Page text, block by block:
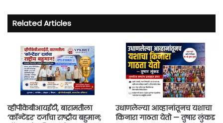
Related Articles
व्हीपीकेबीआयईटी, बारामतीला
‘कॉन्टेंडर’ दर्जाचा राष्ट्रीय बहुमान;
उधाणलेल्या आव्हानांतूनच यशाचा
किनारा गाठता येतो — तुषार लुंकड